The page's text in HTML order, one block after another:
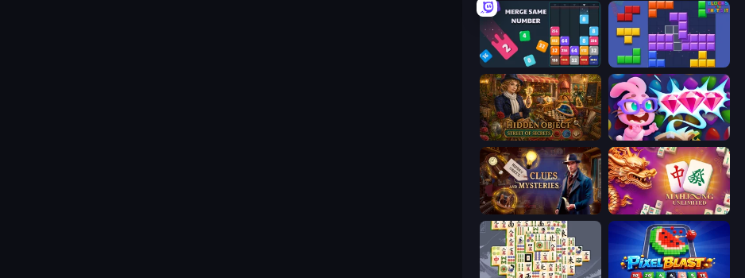
Drop & Merge the Numbers Blocks and that’s it
Hidden Object: Street Of Secrets Skydom: Reforged
Hidden Object: Clues and Mysteries Mahjong Unlimited